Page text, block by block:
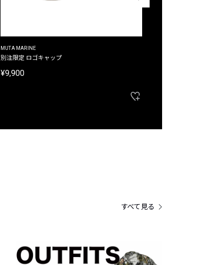
MUTA MARINE
別注限定 ロゴキャップ
¥9,900
すべて見る